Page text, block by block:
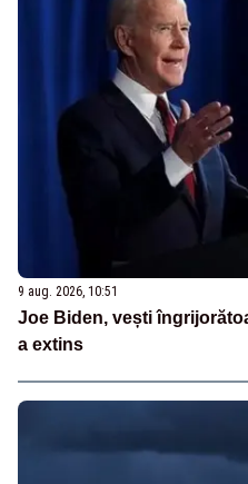
9 aug. 2026, 10:51
Joe Biden, vești
a extins